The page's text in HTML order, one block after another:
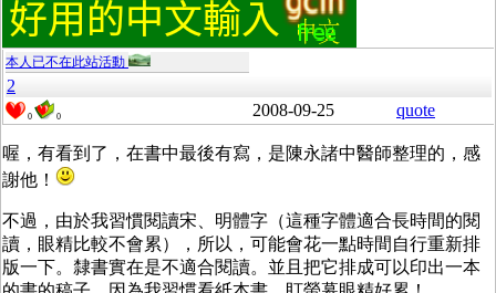
本人已不在此站活動
2
0 0 2008-09-25 quote
喔，有看到了，在書中最後有寫，是陳永諸中醫師整理的，感
謝他！
不過，由於我習慣閱讀宋、明體字（這種字體適合長時間的閱
讀，眼精比較不會累），所以，可能會花一點時間自行重新排
版一下。隸書實在是不適合閱讀。並且把它排成可以印出一本